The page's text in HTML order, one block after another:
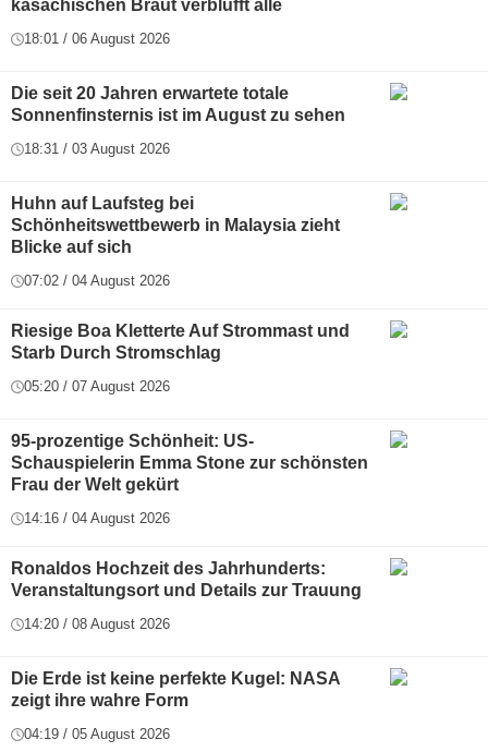
kasachischen Braut verblüfft alle
18:01 / 06 August 2026
Die seit 20 Jahren erwartete totale
Sonnenfinsternis ist im August zu sehen
18:31 / 03 August 2026
Huhn auf Laufsteg bei
Schönheitswettbewerb in Malaysia zieht
Blicke auf sich
07:02 / 04 August 2026
Riesige Boa Kletterte Auf Strommast und
Starb Durch Stromschlag
05:20 / 07 August 2026
95-prozentige Schönheit: US-
Schauspielerin Emma Stone zur schönsten
Frau der Welt gekürt
14:16 / 04 August 2026
Ronaldos Hochzeit des Jahrhunderts:
Veranstaltungsort und Details zur Trauung
14:20 / 08 August 2026
Die Erde ist keine perfekte Kugel: NASA
zeigt ihre wahre Form
04:19 / 05 August 2026